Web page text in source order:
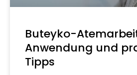
Buteyko-
Anwendung und
Tipps